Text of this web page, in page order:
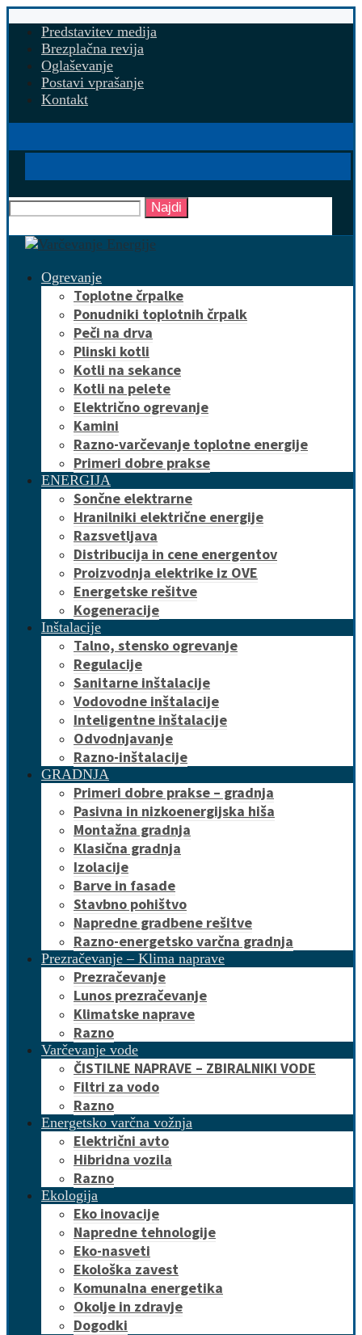
Predstavitev medija
Brezplačna revija
Oglaševanje
Postavi vprašanje
Kontakt
Najdi
Ogrevanje
Toplotne črpalke
Ponudniki toplotnih črpalk
Peči na drva
Plinski kotli
Kotli na sekance
Kotli na pelete
Električno ogrevanje
Kamini
Razno-varčevanje toplotne energije
Primeri dobre prakse
ENERGIJA
Sončne elektrarne
Hranilniki električne energije
Razsvetljava
Distribucija in cene energentov
Proizvodnja elektrike iz OVE
Energetske rešitve
Kogeneracije
Inštalacije
Talno, stensko ogrevanje
Regulacije
Sanitarne inštalacije
Vodovodne inštalacije
Inteligentne inštalacije
Odvodnjavanje
Razno-inštalacije
GRADNJA
Primeri dobre prakse – gradnja
Pasivna in nizkoenergijska hiša
Montažna gradnja
Klasična gradnja
Izolacije
Barve in fasade
Stavbno pohištvo
Napredne gradbene rešitve
Razno-energetsko varčna gradnja
Prezračevanje – Klima naprave
Prezračevanje
Lunos prezračevanje
Klimatske naprave
Razno
Varčevanje vode
ČISTILNE NAPRAVE – ZBIRALNIKI VODE
Filtri za vodo
Razno
Energetsko varčna vožnja
Električni avto
Hibridna vozila
Razno
Ekologija
Eko inovacije
Napredne tehnologije
Eko-nasveti
Ekološka zavest
Komunalna energetika
Okolje in zdravje
Dogodki